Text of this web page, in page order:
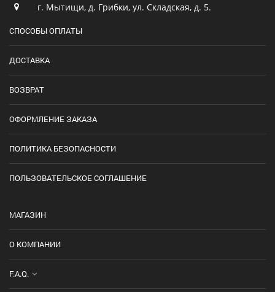
г. Мытищи, д. Грибки, ул. Складская, д. 5.
СПОСОБЫ ОПЛАТЫ
ДОСТАВКА
ВОЗВРАТ
ОФОРМЛЕНИЕ ЗАКАЗА
ПОЛИТИКА БЕЗОПАСНОСТИ
ПОЛЬЗОВАТЕЛЬСКОЕ СОГЛАШЕНИЕ
МАГАЗИН
О КОМПАНИИ
F.A.Q.